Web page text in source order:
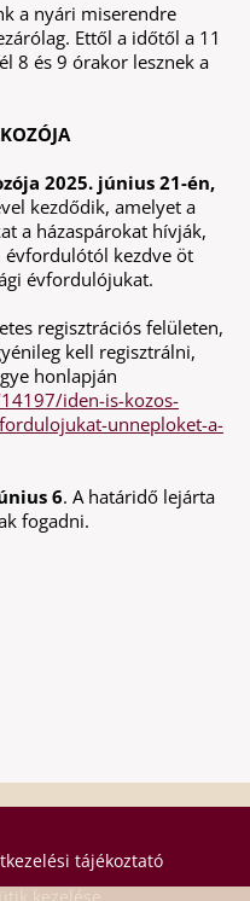
a nyári miserendre
Ettől a időtől a 11
8 és 9 órakor lesznek a
2025. június 21-én,
kezdődik, amelyet a
a házaspárokat hívják,
évfordulótól kezdve öt
évfordulójukat.
regisztrációs felületen,
kell regisztrálni,
honlapján
iden-is-kozos-
unneploket-a-
6. A határidő lejárta
fogadni.
tájékoztató
kezelése